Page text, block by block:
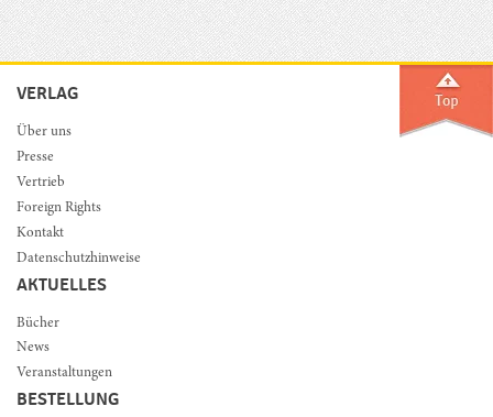
VERLAG
Über uns
Presse
Vertrieb
Foreign Rights
Kontakt
Datenschutzhinweise
AKTUELLES
Bücher
News
Veranstaltungen
BESTELLUNG